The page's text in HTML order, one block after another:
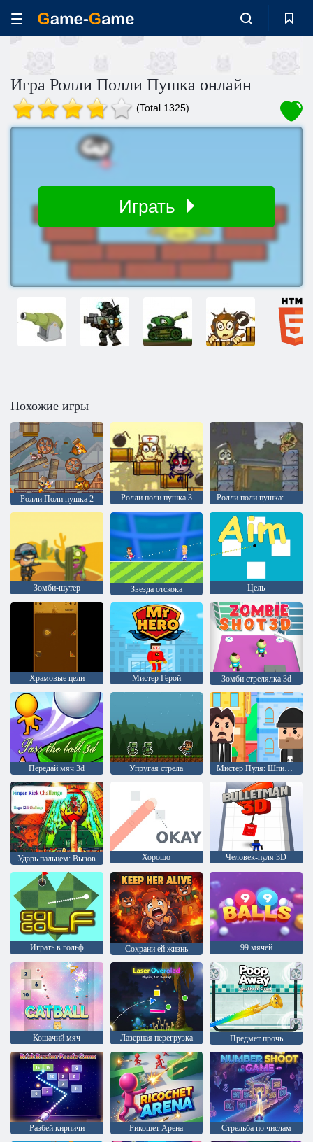
Игра Ролли Полли Пушка онлайн
(Total 1325)
Играть
Похожие игры
Ролли Поли пушка 2 Ролли поли пушка 3 Ролли поли пушка: Кровавые Монстры
Зомби-шутер Звезда отскока Цель
Храмовые цели Мистер Герой Зомби стрелялка 3d
Передай мяч 3d Упругая стрела Мистер Пуля: Шпионская головоломка
Ударь пальцем: Вызов Хорошо Человек-пуля 3D
Играть в гольф Сохрани ей жизнь 99 мячей
Кошачий мяч Лазерная перегрузка Предмет прочь
Разбей кирпичи Рикошет Арена Стрельба по числам